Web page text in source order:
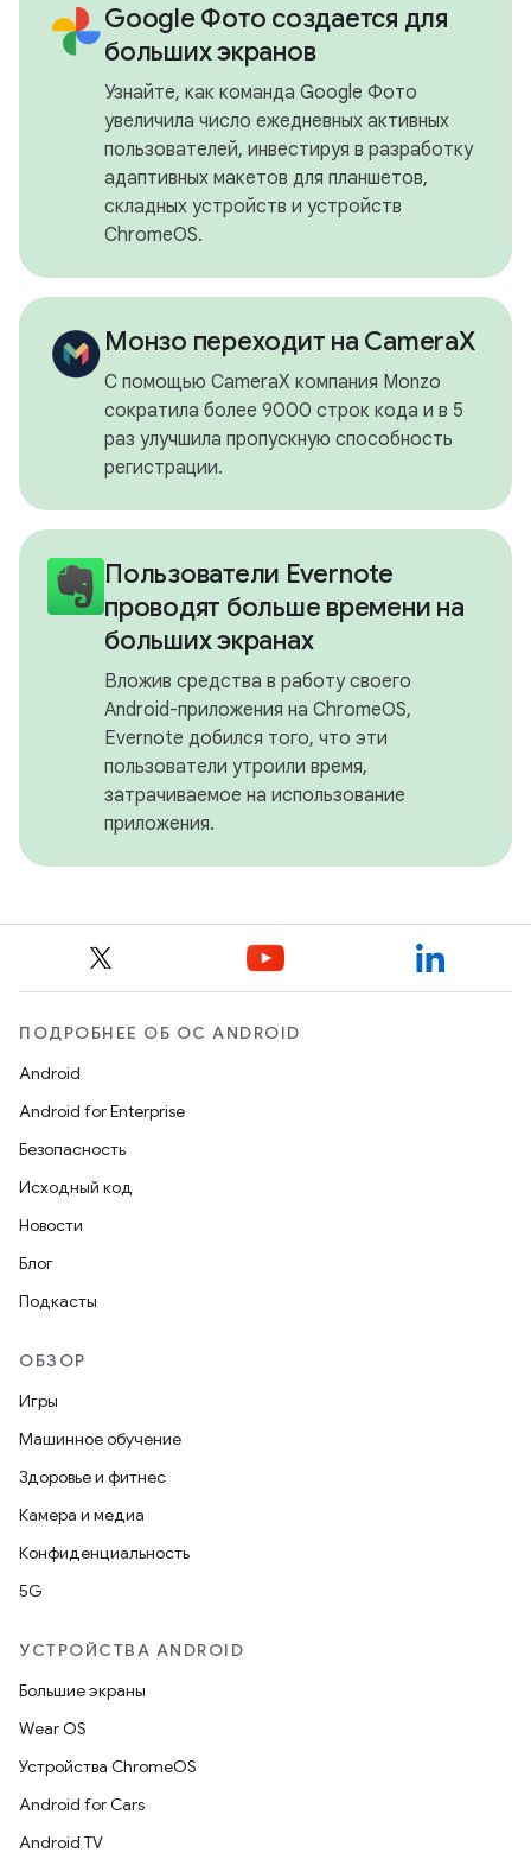
Google Фото создается для
больших экранов
Узнайте, как команда Google Фото
увеличила число ежедневных активных
пользователей, инвестируя в разработку
адаптивных макетов для планшетов,
складных устройств и устройств
ChromeOS.
Монзо переходит на CameraX
С помощью CameraX компания Monzo
сократила более 9000 строк кода и в 5
раз улучшила пропускную способность
регистрации.
Пользователи Evernote
проводят больше времени на
больших экранах
Вложив средства в работу своего
Android-приложения на ChromeOS,
Evernote добился того, что эти
пользователи утроили время,
затрачиваемое на использование
приложения.
ПОДРОБНЕЕ ОБ ОС ANDROID
Android
Android for Enterprise
Безопасность
Исходный код
Новости
Блог
Подкасты
ОБЗОР
Игры
Машинное обучение
Здоровье и фитнес
Камера и медиа
Конфиденциальность
5G
УСТРОЙСТВА ANDROID
Большие экраны
Wear OS
Устройства ChromeOS
Android for Cars
Android TV